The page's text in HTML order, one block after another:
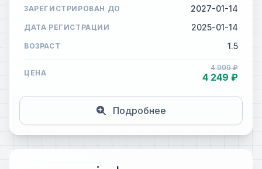
ЗАРЕГИСТРИРОВАН ДО 2027-01-14
ДАТА РЕГИСТРАЦИИ 2025-01-14
ВОЗРАСТ 1.5
ЦЕНА
4 999 ₽
4 249 ₽
Подробнее